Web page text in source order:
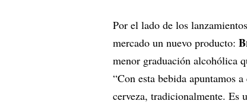
Por el lado de los
mercado un nuevo producto:
menor graduación alcohólica
“Con esta bebida apuntamos
cerveza, tradicionalmente. Es